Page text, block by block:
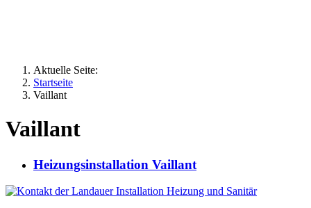
Aktuelle Seite:
Startseite
Vaillant
Vaillant
Heizungsinstallation Vaillant